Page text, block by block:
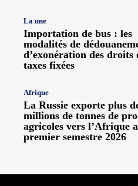
La une
Importation de bus : les
modalités de
d’exonération des droits
taxes fixées
Afrique
La Russie exporte plus
millions de tonnes de
agricoles vers l’Afrique
premier semestre 2026